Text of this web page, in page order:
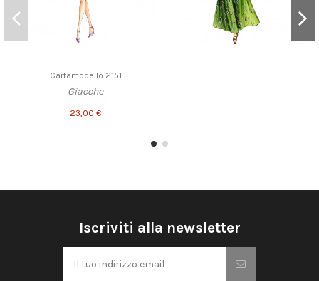
Cartamodello 2151
Giacche
23,00 €
Iscriviti alla newsletter